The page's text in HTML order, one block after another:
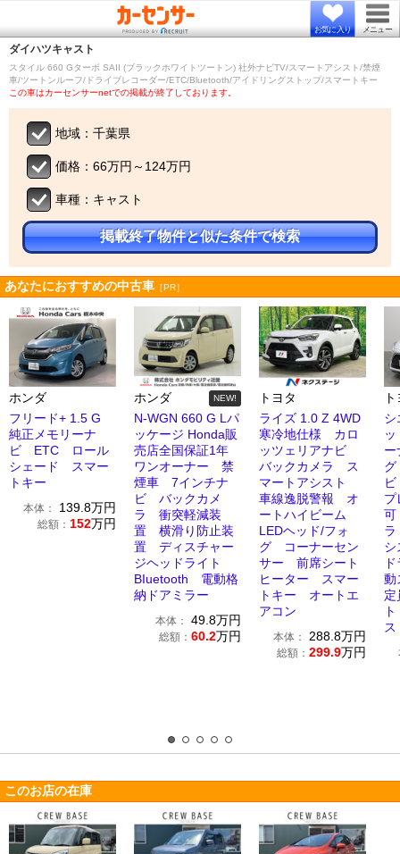
お気に入り メニュー
ダイハツキャスト
スタイル 660 Gターボ SAII (ブラックホワイトツートン) 社外ナビTV/スマートアシスト/禁煙
車/ツートンルーフ/ドライブレコーダー/ETC/Bluetooth/アイドリングストップ/スマートキー
この車はカーセンサーnetでの掲載が終了しております。
地域：千葉県
価格：66万円～124万円
車種：キャスト
掲載終了物件と似た条件で検索
あなたにおすすめの中古車 ［PR］
ホンダ
フリード+ 1.5 G
純正メモリーナ
ビ ETC ロール
シェード スマー
トキー
本体： 139.8万円
総額： 152万円
ホンダ NEW!
N-WGN 660 G Lパ
ッケージ Honda販
売店全国保証1年
ワンオーナー 禁
煙車 7インチナ
ビ バックカメ
ラ 衝突軽減装
置 横滑り防止装
置 ディスチャー
ジヘッドライト
BIuetooth 電動格
納ドアミラー
本体： 49.8万円
総額： 60.2万円
トヨタ
ライズ 1.0 Z 4WD
寒冷地仕様 カロ
ッツェリアナビ
バックカメラ ス
マートアシスト
車線逸脱警報 オ
ートハイビーム
LEDヘッド/フォ
グ コーナーセン
サー 前席シート
ヒーター スマー
トキー オートエ
アコン
本体： 288.8万円
総額： 299.9万円
シ
プ
動
このお店の在庫